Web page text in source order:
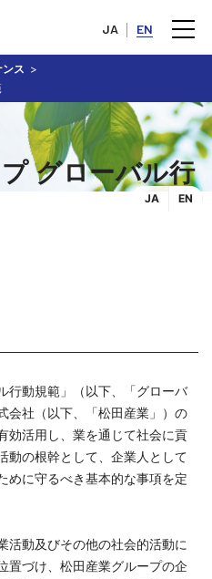
ンス
グローバル行
JA EN
行動規範」（以下、「グローバ
会社（以下、「松田産業」）の
効活用し、業を通じて社会に貢
動の根幹として、企業人として
めに守るべき基本的な事項を定
活動及びその他の社会的活動に
置づけ、松田産業グループの企
JA EN